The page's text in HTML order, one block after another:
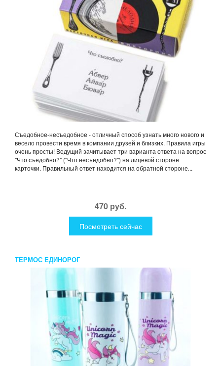
Съедобное-несъедобное - отличный способ узнать много нового и
весело провести время в компании друзей и близких. Правила игры
очень просты! Ведущий зачитывает три варианта ответа на вопрос
"Что съедобно?" ("Что несъедобно?") на лицевой стороне
карточки. Правильный ответ находится на обратной стороне...
470 руб.
Посмотреть сейчас
ТЕРМОС ЕДИНОРОГ